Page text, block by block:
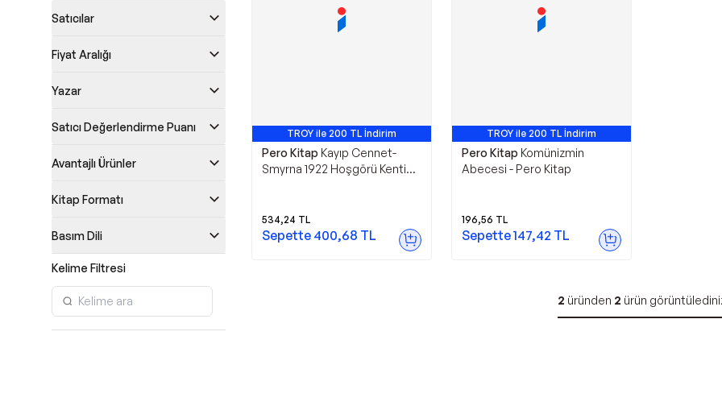
Satıcılar
Fiyat Aralığı
Yazar
Satıcı Değerlendirme Puanı
Avantajlı Ürünler
Kitap Formatı
Basım Dili
Kelime Filtresi
TROY ile 200 TL İndirim
Pero Kitap Kayıp Cennet-
Smyrna 1922 Hoşgörü Kentinin
534,24 TL
Sepette 400,68 TL
TROY ile 200 TL İndirim
Pero Kitap Komünizmin
Abecesi - Pero Kitap
196,56 TL
Sepette147,42 TL
2 üründen 2 ürün